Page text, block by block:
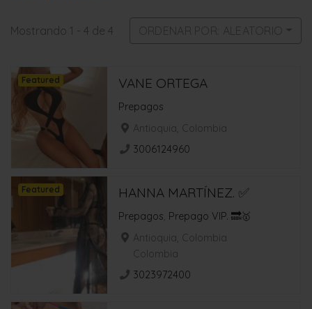
Mostrando 1 - 4 de 4 ORDENAR POR: ALEATORIO
Featured VANE ORTEGA
Prepagos
Antioquia, Colombia
3006124960
Featured HANNA MARTÍNEZ. ✅
Prepagos Prepago VIP. 🔜🥇
Antioquia, Colombia
Colombia
3023972400